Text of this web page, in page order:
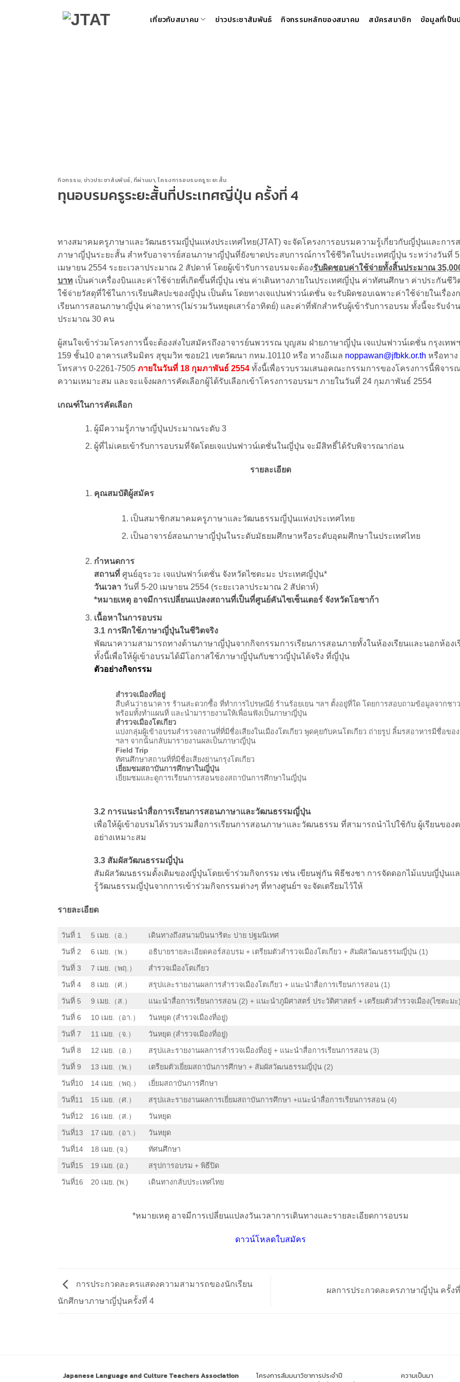
เกี่ยวกับสมาคม ข่าวประชาสัมพันธ์ กิจกรรมหลักของสมาคม สมัครสมาชิก ข้อมูลที่เป็น
กิจกรรม, ข่าวประชาสัมพันธ์, ที่ผ่านมา,โครงการอบรมครูระยะสั้น
ทุนอบรมครูระยะสั้นที่ประเทศญี่ปุ่น ครั้งที่ 4
ทางสมาคมครูภาษาและวัฒนธรรมญี่ปุ่นแห่งประเทศไทย(JTAT) จะจัดโครงการอบรมความรู้เกี่ยวกับญี่ปุ่นและการ
ภาษาญี่ปุ่นระยะสั้น สำหรับอาจารย์สอนภาษาญี่ปุ่นที่ยังขาดประสบการณ์การใช้ชีวิตในประเทศญี่ปุ่น ระหว่างวันที่ 5
เมษายน 2554 ระยะเวลาประมาณ 2 สัปดาห์ โดยผู้เข้ารับการอบรมจะต้องรับผิดชอบค่าใช้จ่ายทั้งสิ้นประมาณ
บาท เป็นค่าเครื่องบินและค่าใช้จ่ายที่เกิดขึ้นที่ญี่ปุ่น เช่น ค่าเดินทางภายในประเทศญี่ปุ่น ค่าทัศนศึกษา ค่าประกันชีวิ
ใช้จ่ายวัสดุที่ใช้ในการเรียนศิลปะของญี่ปุ่น เป็นต้น โดยทางเจแปนฟาวน์เดชั่น จะรับผิดชอบเฉพาะค่าใช้จ่ายในเรื่อง
เรียนการสอนภาษาญี่ปุ่น ค่าอาหาร(ไม่รวมวันหยุดเสาร์อาทิตย์) และค่าที่พักสำหรับผู้เข้ารับการอบรม ทั้งนี้จะรับจำ
ประมาณ 30 คน
ผู้สนใจเข้าร่วมโครงการนี้จะต้องส่งใบสมัครถึงอาจารย์นพวรรณ บุญสม ฝ่ายภาษาญี่ปุ่น เจแปนฟาวน์เดชั่น กรุงเทพ
159 ชั้น10 อาคารเสริมมิตร สุขุมวิท ซอย21 เขตวัฒนา กทม.10110 หรือ ทางอีเมล noppawan@jfbkk.or.th หรือทาง
โทรสาร 0-2261-7505 ภายในวันที่ 18 กุมภาพันธ์ 2554 ทั้งนี้เพื่อรวบรวมเสนอคณะกรรมการของโครงการนี้พิจาร
ความเหมาะสม และจะแจ้งผลการคัดเลือกผู้ได้รับเลือกเข้าโครงการอบรมฯ ภายในวันที่ 24 กุมภาพันธ์ 2554
เกณฑ์ในการคัดเลือก
ผู้มีความรู้ภาษาญี่ปุ่นประมาณระดับ 3
ผู้ที่ไม่เคยเข้ารับการอบรมที่จัดโดยเจแปนฟาวน์เดชั่นในญี่ปุ่น จะมีสิทธิ์ได้รับพิจารณาก่อน
รายละเอียด
คุณสมบัติผู้สมัคร
เป็นสมาชิกสมาคมครูภาษาและวัฒนธรรมญี่ปุ่นแห่งประเทศไทย
เป็นอาจารย์สอนภาษาญี่ปุ่นในระดับมัธยมศึกษาหรือระดับอุดมศึกษาในประเทศไทย
กำหนดการ
สถานที่ศูนย์อุระวะ เจแปนฟาว์เดชั่น จังหวัดไซตะมะ ประเทศญี่ปุ่น*
วันเวลา วันที่ 5-20 เมษายน 2554 (ระยะเวลาประมาณ 2 สัปดาห์)
*หมายเหตุ อาจมีการเปลี่ยนแปลงสถานที่เป็นที่ศูนย์คันไซเซ็นเตอร์ จังหวัดโอซาก้า
เนื้อหาในการอบรม
3.1 การฝึกใช้ภาษาญี่ปุ่นในชีวิตจริง
พัฒนาความสามารถทางด้านภาษาญี่ปุ่นจากกิจกรรมการเรียนการสอนภายทั้งในห้องเรียนและนอกห้องเ
ทั้งนี้เพื่อให้ผู้เข้าอบรมได้มีโอกาสใช้ภาษาญี่ปุ่นกับชาวญี่ปุ่นได้จริง ที่ญี่ปุ่น
ตัวอย่างกิจกรรม
สำรวจเมืองที่อยู่
สืบค้นว่าธนาคาร ร้านสะดวกซื้อ ที่ทำการไปรษณีย์ ร้านร้อยเยน ฯลฯ ตั้งอยู่ที่ใด โดยการสอบถามข้อมูลจากช
พร้อมทั้งทำแผนที่ และนำมารายงานให้เพื่อนฟังเป็นภาษาญี่ปุ่น
สำรวจเมืองโตเกียว
แบ่งกลุ่มผู้เข้าอบรมสำรวจสถานที่ที่มีชื่อเสียงในเมืองโตเกียว พูดคุยกับคนโตเกียว ถ่ายรูป ลิ้มรสอาหารมีชื่อของ
ฯลฯ จากนั้นกลับมารายงานผลเป็นภาษาญี่ปุ่น
Field Trip
ทัศนศึกษาสถานที่ที่มีชื่อเสียงย่านกรุงโตเกียว
เยี่ยมชมสถาบันการศึกษาในญี่ปุ่น
เยี่ยมชมและดูการเรียนการสอนของสถาบันการศึกษาในญี่ปุ่น
3.2 การแนะนำสื่อการเรียนการสอนภาษาและวัฒนธรรมญี่ปุ่น
เพื่อให้ผู้เข้าอบรมได้รวบรวมสื่อการเรียนการสอนภาษาและวัฒนธรรม ที่สามารถนำไปใช้กับ ผู้เรียนของ
อย่างเหมาะสม
3.3 สัมผัสวัฒนธรรมญี่ปุ่น
สัมผัสวัฒนธรรมดั้งเดิมของญี่ปุ่นโดยเข้าร่วมกิจกรรม เช่น เขียนพู่กัน พิธีชงชา การจัดดอกไม้แบบญี่ปุ่นแล
รู้วัฒนธรรมญี่ปุ่นจากการเข้าร่วมกิจกรรมต่างๆ ที่ทางศูนย์ฯ จะจัดเตรียมไว้ให้
รายละเอียด
วันที่ 1 5 เมย.（อ.）
เดินทางถึงสนามบินนาริตะ บ่าย ปฐมนิเทศ
วันที่ 2
6 เมย.（พ.）
อธิบายรายละเอียดคอร์สอบรม + เตรียมตัวสำรวจเมืองโตเกียว + สัมผัสวัฒนธรรมญี่ปุ่น (1)
วันที่ 3
7 เมย.（พฤ.）
สำรวจเมืองโตเกียว
วันที่ 4
8 เมย.（ศ.）
สรุปและรายงานผลการสำรวจเมืองโตเกียว + แนะนำสื่อการเรียนการสอน (1)
วันที่ 5
9 เมย.（ส.）
แนะนำสื่อการเรียนการสอน (2) + แนะนำภูมิศาสตร์ ประวัติศาสตร์ + เตรียมตัวสำรวจเมือง(ไซตะม
วันที่ 6
10 เมย.（อา.）
วันหยุด (สำรวจเมืองที่อยู่)
วันที่ 7
11 เมย.（จ.）
วันหยุด (สำรวจเมืองที่อยู่)
วันที่ 8
12 เมย.（อ.）
สรุปและรายงานผลการสำรวจเมืองที่อยู่ + แนะนำสื่อการเรียนการสอน (3)
วันที่ 9
13 เมย.（พ.）
เตรียมตัวเยี่ยมสถาบันการศึกษา + สัมผัสวัฒนธรรมญี่ปุ่น (2)
วันที่10
14 เมย.（พฤ.）
เยี่ยมสถาบันการศึกษา
วันที่11
15 เมย.（ศ.）
สรุปและรายงานผลการเยี่ยมสถาบันการศึกษา +แนะนำสื่อการเรียนการสอน (4)
วันที่12
16 เมย.（ส.）
วันหยุด
วันที่13
17 เมย.（อา.）
วันหยุด
วันที่14
18 เมย. (จ.)
ทัศนศึกษา
วันที่15
19 เมย. (อ.)
สรุปการอบรม + พิธีปิด
วันที่16
20 เมย. (พ.) เดินทางกลับประเทศไทย
*หมายเหตุ อาจมีการเปลี่ยนแปลงวันเวลาการเดินทางและรายละเอียดการอบรม
ดาวน์โหลดใบสมัคร
การประกวดละครแสดงความสามารถของนักเรียน
นักศึกษาภาษาญี่ปุ่นครั้งที่ 4
ผลการประกวดละครภาษาญี่ปุ่น ครั้ง
Japanese Language and Culture Teachers Association
โครงการสัมมนาวิชาการประจำปี
ความเป็นมา